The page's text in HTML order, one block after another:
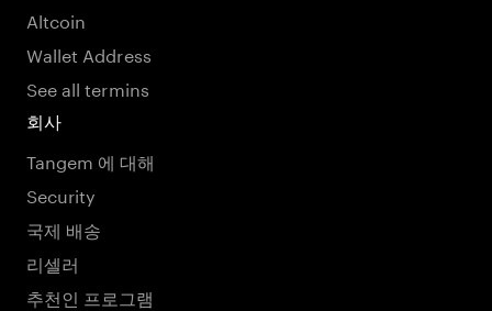
Altcoin
Wallet Address
See all termins
회사
Tangem 에 대해
Security
국제 배송
리셀러
추천인 프로그램